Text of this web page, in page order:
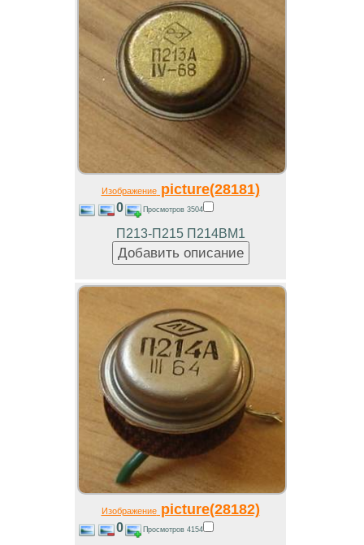
Изображениеpicture(28181)
0 Просмотров 3504
П213-П215 П214ВМ1
Изображениеpicture(28182)
0 Просмотров 4154